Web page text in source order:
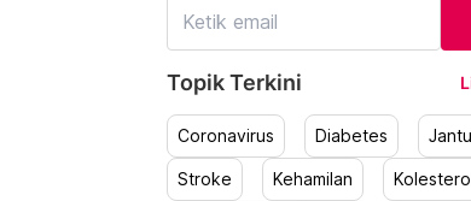
Topik Terkini
Coronavirus Diabetes
Stroke Kehamilan